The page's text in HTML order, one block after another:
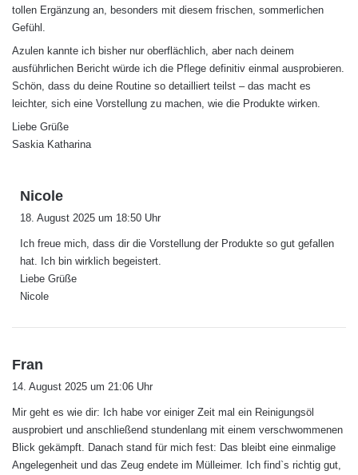
tollen Ergänzung an, besonders mit diesem frischen, sommerlichen
Gefühl.
Azulen kannte ich bisher nur oberflächlich, aber nach deinem
ausführlichen Bericht würde ich die Pflege definitiv einmal ausprobieren.
Schön, dass du deine Routine so detailliert teilst – das macht es
leichter, sich eine Vorstellung zu machen, wie die Produkte wirken.
Liebe Grüße
Saskia Katharina
Nicole
t
:
18. August 2025 um 18:50 Uhr
Ich freue mich, dass dir die Vorstellung der Produkte so gut gefallen
hat. Ich bin wirklich begeistert.
Liebe Grüße
Nicole
Fran
t
:
14. August 2025 um 21:06 Uhr
Mir geht es wie dir: Ich habe vor einiger Zeit mal ein Reinigungsöl
ausprobiert und anschließend stundenlang mit einem verschwommenen
Blick gekämpft. Danach stand für mich fest: Das bleibt eine einmalige
Angelegenheit und das Zeug endete im Mülleimer. Ich find`s richtig gut,